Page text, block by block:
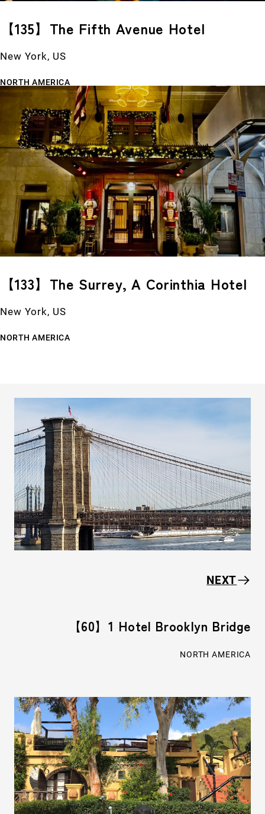
【135】The Fifth Avenue Hotel
New York, US
NORTH AMERICA
【133】The Surrey, A Corinthia Hotel
New York, US
NORTH AMERICA
NEXT
【60】1 Hotel Brooklyn Bridge
NORTH AMERICA